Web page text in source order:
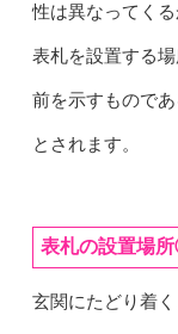
性は異なってくる
表札を設置する
前を示すもので
とされます。
表札の設置場
玄関にたどり着